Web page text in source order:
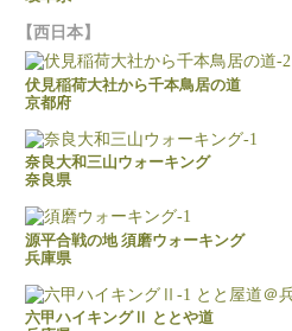
西日本
伏見稲荷大社から千本鳥居の道
京都府
奈良大和三山ウォーキング
奈良県
源平合戦の地 須磨ウォーキング
兵庫県
六甲ハイキングⅡ ととや道